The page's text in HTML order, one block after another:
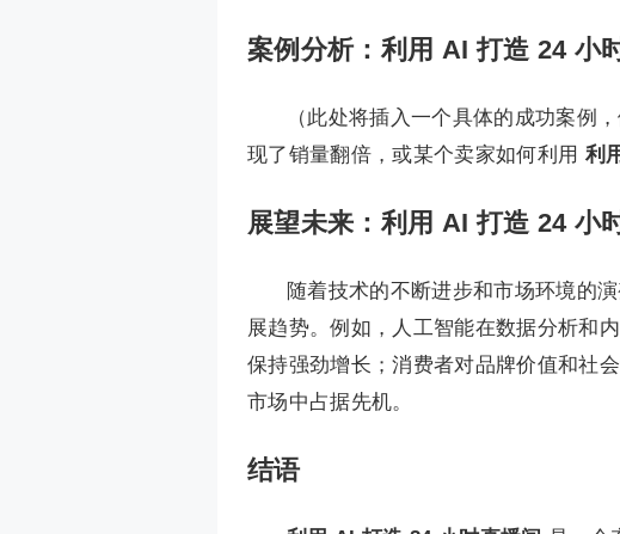
案例分析：利用 AI 打造 24 小
（此处将插入一个具体的成功案例
现了销量翻倍，或某个卖家如何利用 利
展望未来：利用 AI 打造 24 小
随着技术的不断进步和市场环境的演
展趋势。例如，人工智能在数据分析和
保持强劲增长；消费者对品牌价值和社
市场中占据先机。
结语